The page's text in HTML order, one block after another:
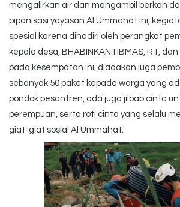
mengalirkan air dan mengambil berkah
pipanisasi yayasan Al Ummahat ini,
spesial karena dihadiri oleh perangkat
kepala desa, BHABINKANTIBMAS, RT,
pada kesempatan ini, diadakan juga
sebanyak 50 paket kepada warga yang
pondok pesantren, ada juga jilbab cinta
perempuan, serta roti cinta yang selalu
giat-giat sosial Al Ummahat.